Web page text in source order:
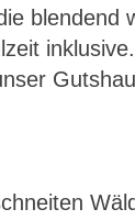
blendend